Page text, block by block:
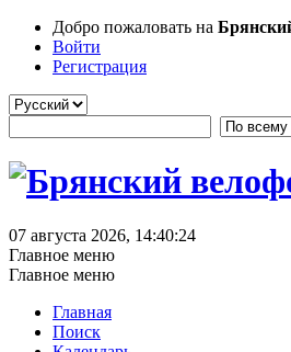
Добро пожаловать на
Войти
Регистрация
07 августа 2026, 14:40:24
Главное меню
Главное меню
Главная
Поиск